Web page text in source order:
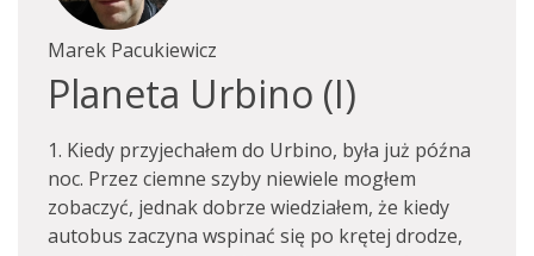
Marek Pacukiewicz
Planeta Urbino (I)
1. Kiedy przyjechałem do Urbino, była już późna
noc. Przez ciemne szyby niewiele mogłem
zobaczyć, jednak dobrze wiedziałem, że kiedy
autobus zaczyna wspinać się po krętej drodze,